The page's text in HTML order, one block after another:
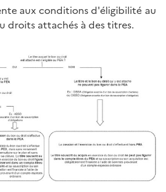
aux conditions d'éligibilité au
droits attachés à des titres.